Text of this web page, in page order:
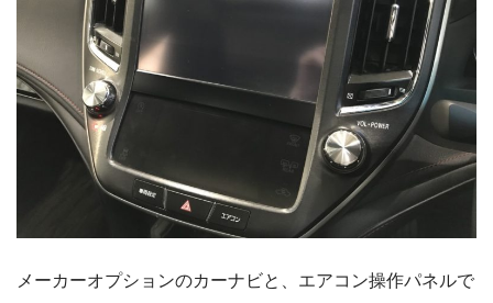
メーカーオプションのカーナビと、エアコン操作パネルで